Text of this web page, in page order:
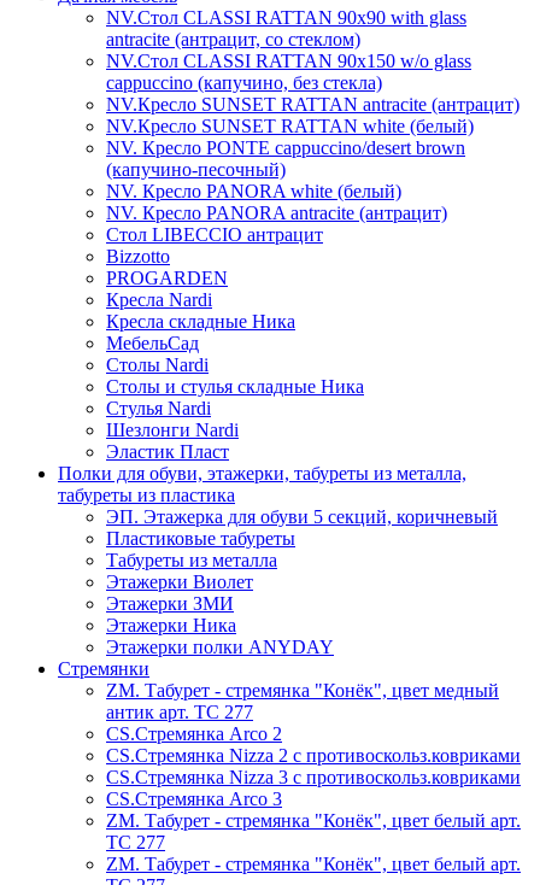
NV.Стол CLASSI RATTAN 90х90 with glass
antracite (антрацит, со стеклом)
NV.Стол CLASSI RATTAN 90х150 w/o glass
cappuccino (капучино, без стекла)
NV.Кресло SUNSET RATTAN antracite (антрацит)
NV.Кресло SUNSET RATTAN white (белый)
NV. Кресло PONTE cappuccino/desert brown
(капучино-песочный)
NV. Кресло PANORA white (белый)
NV. Кресло PANORA antracite (антрацит)
Стол LIBECCIO антрацит
Bizzotto
PROGARDEN
Кресла Nardi
Кресла складные Ника
МебельСад
Столы Nardi
Столы и стулья складные Ника
Стулья Nardi
Шезлонги Nardi
Эластик Пласт
Полки для обуви, этажерки, табуреты из металла,
табуреты из пластика
ЭП. Этажерка для обуви 5 секций, коричневый
Пластиковые табуреты
Табуреты из металла
Этажерки Виолет
Этажерки ЗМИ
Этажерки Ника
Этажерки полки ANYDAY
Стремянки
ZM. Табурет - стремянка "Конёк", цвет медный
антик арт. ТС 277
CS.Стремянка Arco 2
CS.Стремянка Nizza 2 с противоскольз.ковриками
CS.Стремянка Nizza 3 с противоскольз.ковриками
CS.Стремянка Arco 3
ZM. Табурет - стремянка "Конёк", цвет белый арт.
ТС 277
ZM. Табурет - стремянка "Конёк", цвет белый арт.